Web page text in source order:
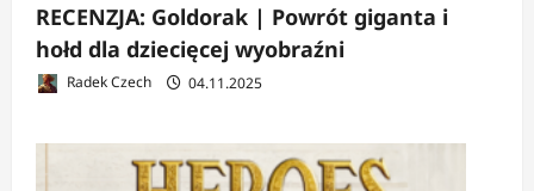
RECENZJA: Goldorak | Powrót giganta i
hołd dla dziecięcej wyobraźni
Radek Czech 04.11.2025